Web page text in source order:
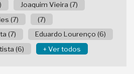
Joaquim Vieira (7)
(7)
(7)
(7)
Eduardo Lourenço (6)
(6)
+ Ver todos